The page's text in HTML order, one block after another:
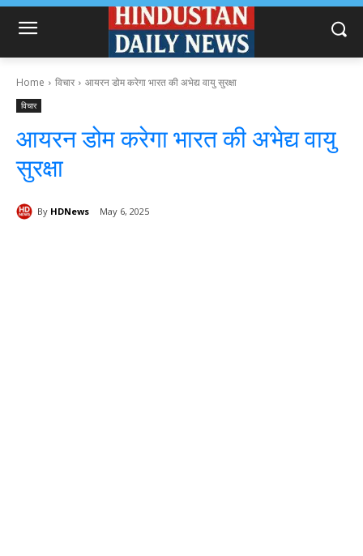
Home विचार आयरन डोम करेगा भारत की अभेद्य वायु सुरक्षा
विचार
आयरन डोम करेगा भारत की अभेद्य वायु
सुरक्षा
By HDNews May 6, 2025